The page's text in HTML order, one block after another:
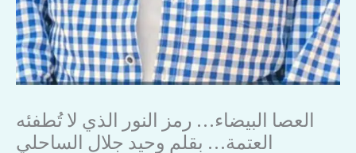
العصا البيضاء… رمز النور الذي لا تُطفئه
العتمة… بقلم وحيد جلال الساحلي